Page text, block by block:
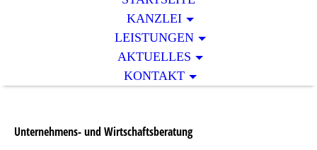
KANZLEI
LEISTUNGEN
AKTUELLES
KONTAKT
Unternehmens- und Wirtschaftsberatung